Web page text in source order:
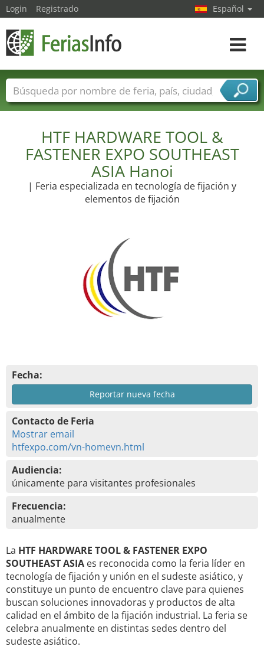
HTF HARDWARE TOOL &
FASTENER EXPO SOUTHEAST
ASIA Hanoi
| Feria especializada en tecnología de fijación y
elementos de fijación
Fecha:
Reportar nueva fecha
Contacto de Feria
Mostrar email
htfexpo.com/vn-homevn.html
Audiencia:
únicamente para visitantes profesionales
Frecuencia:
anualmente
La HTF HARDWARE TOOL & FASTENER EXPO
SOUTHEAST ASIA es reconocida como la feria líder en
tecnología de fijación y unión en el sudeste asiático, y
constituye un punto de encuentro clave para quienes
buscan soluciones innovadoras y productos de alta
calidad en el ámbito de la fijación industrial. La feria se
celebra anualmente en distintas sedes dentro del
sudeste asiático.
Login Registrado Español
toggle
Nombres de ferias Países
Ciudades
Sectores de proveedor de servicios